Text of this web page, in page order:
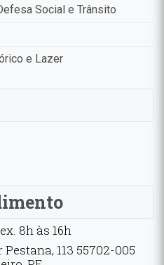
Social e Trânsito
e Lazer
8h às 16h
113 55702-005